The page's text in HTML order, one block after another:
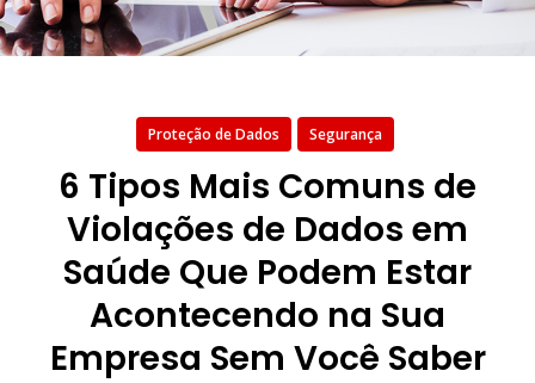
Proteção de Dados Segurança
6 Tipos Mais Comuns de
Violações de Dados em
Saúde Que Podem Estar
Acontecendo na Sua
Empresa Sem Você Saber